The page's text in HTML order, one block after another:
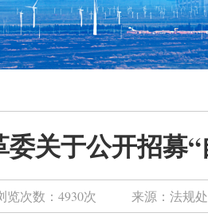
委关于公开招募
览次数： 4930次 来源： 法规处